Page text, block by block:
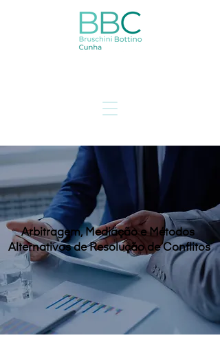
Arbitragem, Mediação e Métodos
Alternativos de Resolução de Conflitos